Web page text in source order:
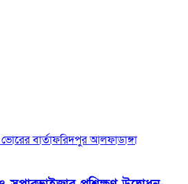
বার্তাফরিদপুর আলফাডাঙ্গা